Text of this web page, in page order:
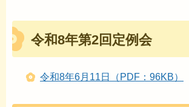
令和8年第2回定例会
令和8年6月11日（PDF：96KB）